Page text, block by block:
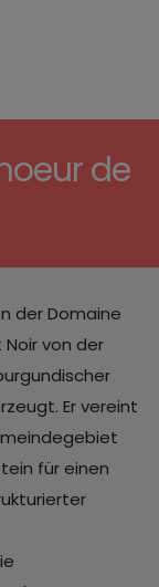
de
der Domaine
von der
Er vereint
für einen